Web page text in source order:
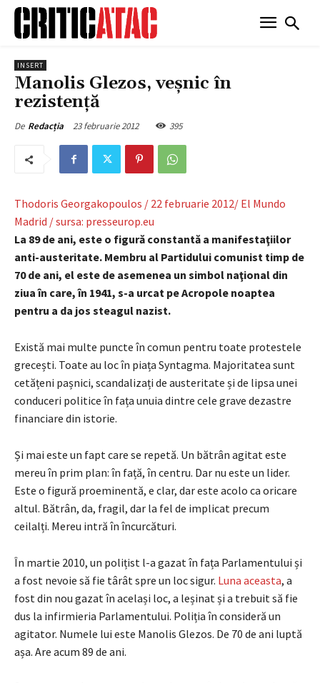
INSERT
Manolis Glezos, veşnic în
rezistenţă
De Redacția 23 februarie 2012 395
Thodoris Georgakopoulos / 22 februarie 2012/ El Mundo
Madrid / sursa: presseurop.eu
La 89 de ani, este o figură constantă a manifestaţiilor
anti-austeritate. Membru al Partidului comunist timp de
70 de ani, el este de asemenea un simbol naţional din
ziua în care, în 1941, s-a urcat pe Acropole noaptea
pentru a da jos steagul nazist.
Există mai multe puncte în comun pentru toate protestele
grecești. Toate au loc în piața Syntagma. Majoritatea sunt
cetățeni pașnici, scandalizați de austeritate și de lipsa unei
conduceri politice în fața unuia dintre cele grave dezastre
financiare din istorie.
Și mai este un fapt care se repetă. Un bătrân agitat este
mereu în prim plan: în față, în centru. Dar nu este un lider.
Este o figură proeminentă, e clar, dar este acolo ca oricare
altul. Bătrân, da, fragil, dar la fel de implicat precum
ceilalți. Mereu intră în încurcături.
În martie 2010, un polițist l-a gazat în fața Parlamentului și
a fost nevoie să fie târât spre un loc sigur. Luna aceasta, a
fost din nou gazat în același loc, a leșinat și a trebuit să fie
dus la infirmieria Parlamentului. Poliția în consideră un
agitator. Numele lui este Manolis Glezos. De 70 de ani luptă
așa. Are acum 89 de ani.